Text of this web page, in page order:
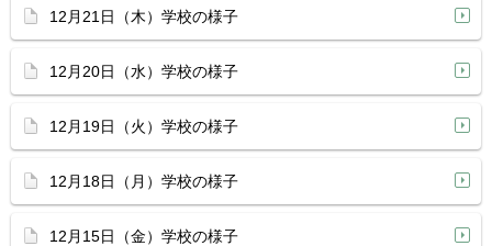
12月21日（木）学校の様子
12月20日（水）学校の様子
12月19日（火）学校の様子
12月18日（月）学校の様子
12月15日（金）学校の様子